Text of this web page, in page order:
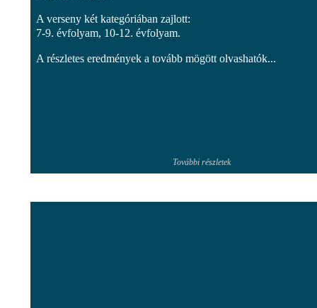
A verseny két kategóriában zajlott:
7-9. évfolyam, 10-12. évfolyam.
A részletes eredmények a tovább mögött olvashatók...
További részletek